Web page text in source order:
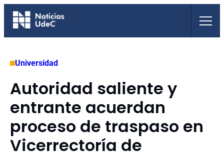
Saltar
Universidad
Autoridad saliente y
entrante acuerdan
proceso de traspaso en
Vicerrectoría de